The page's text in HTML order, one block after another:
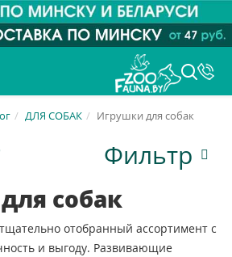
ДЛЯ СОБАК Игрушки для собак
Фильтр
собак
отобранный ассортимент с
и выгоду. Развивающие